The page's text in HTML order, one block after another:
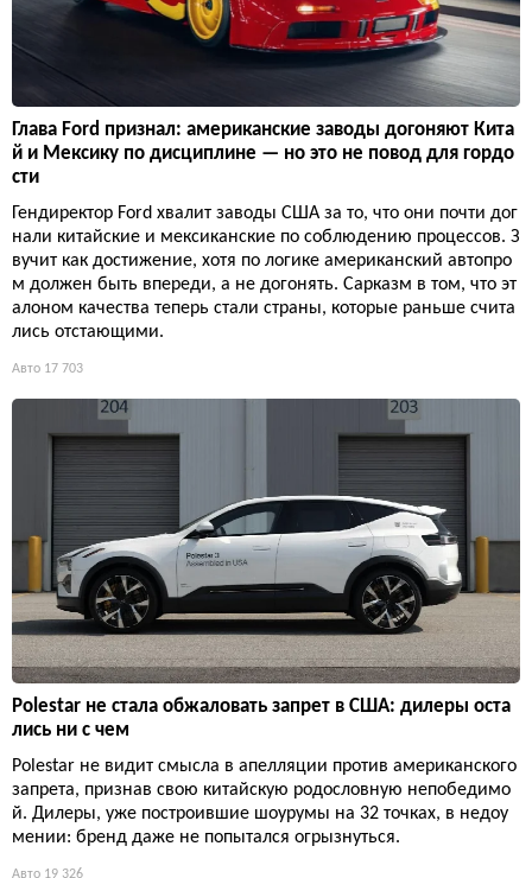
Глава Ford признал: американские заводы догоняют Кита
й и Мексику по дисциплине — но это не повод для гордо
сти
Гендиректор Ford хвалит заводы США за то, что они почти дог
нали китайские и мексиканские по соблюдению процессов. З
вучит как достижение, хотя по логике американский автопро
м должен быть впереди, а не догонять. Сарказм в том, что эт
алоном качества теперь стали страны, которые раньше счита
лись отстающими.
Авто 17 703
Polestar не стала обжаловать запрет в США: дилеры оста
лись ни с чем
Polestar не видит смысла в апелляции против американского
запрета, признав свою китайскую родословную непобедимо
й. Дилеры, уже построившие шоурумы на 32 точках, в недоу
мении: бренд даже не попытался огрызнуться.
Авто 19 326